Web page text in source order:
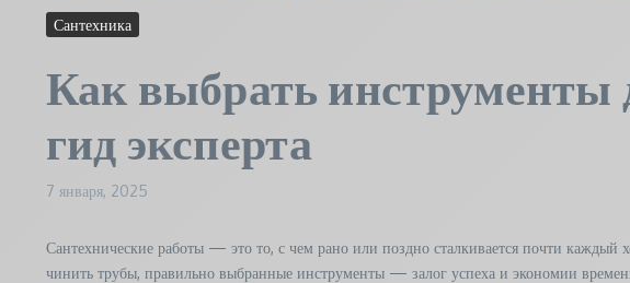
Сантехника
Как выбрать инструменты
гид эксперта
7 января, 2025
Сантехнические работы — это то, с чем рано или поздно сталкивается почти
чинить трубы, правильно выбранные инструменты — залог успеха и экономии